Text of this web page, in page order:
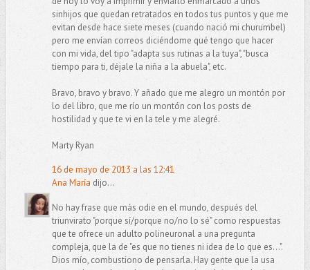
sinhijos que quedan retratados en todos tus puntos y que me
evitan desde hace siete meses (cuando nació mi churumbel)
pero me envían correos diciéndome qué tengo que hacer
con mi vida, del tipo "adapta sus rutinas a la tuya", "busca
tiempo para ti, déjale la niña a la abuela", etc.
Bravo, bravo y bravo. Y añado que me alegro un montón por
lo del libro, que me río un montón con los posts de
hostilidad y que te vi en la tele y me alegré.
Marty Ryan
16 de mayo de 2013 a las 12:41
Ana María dijo...
No hay frase que más odie en el mundo, después del
triunvirato "porque sí/porque no/no lo sé" como respuestas
que te ofrece un adulto polineuronal a una pregunta
compleja, que la de "es que no tienes ni idea de lo que es...".
Dios mío, combustiono de pensarla. Hay gente que la usa